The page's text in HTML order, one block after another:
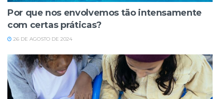
Por que nos envolvemos tão intensamente
com certas práticas?
26 DE AGOSTO DE 2024